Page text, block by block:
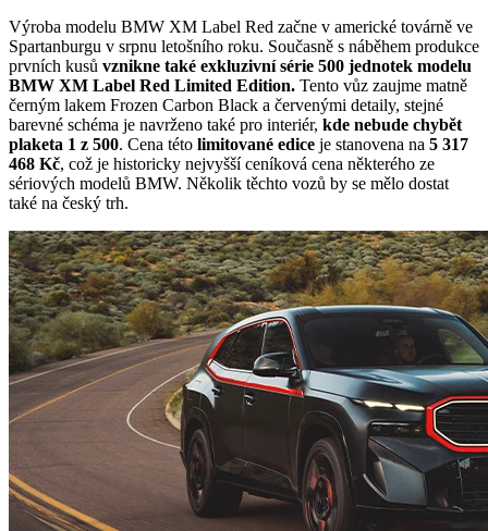
Výroba modelu BMW XM Label Red začne v americké továrně ve
Spartanburgu v srpnu letošního roku. Současně s náběhem produkce
prvních kusů vznikne také exkluzivní série 500 jednotek modelu
BMW XM Label Red Limited Edition. Tento vůz zaujme matně
černým lakem Frozen Carbon Black a červenými detaily, stejné
barevné schéma je navrženo také pro interiér, kde nebude chybět
plaketa 1 z 500. Cena této limitované edice je stanovena na 5 317
468 Kč, což je historicky nejvyšší ceníková cena některého ze
sériových modelů BMW. Několik těchto vozů by se mělo dostat
také na český trh.